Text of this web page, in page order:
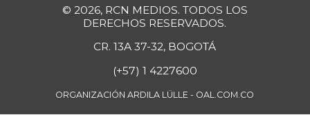
© 2026, RCN MEDIOS. TODOS LOS
DERECHOS RESERVADOS.
CR. 13A 37-32, BOGOTÁ
(+57) 1 4227600
ORGANIZACIÓN ARDILA LÜLLE - OAL.COM.CO